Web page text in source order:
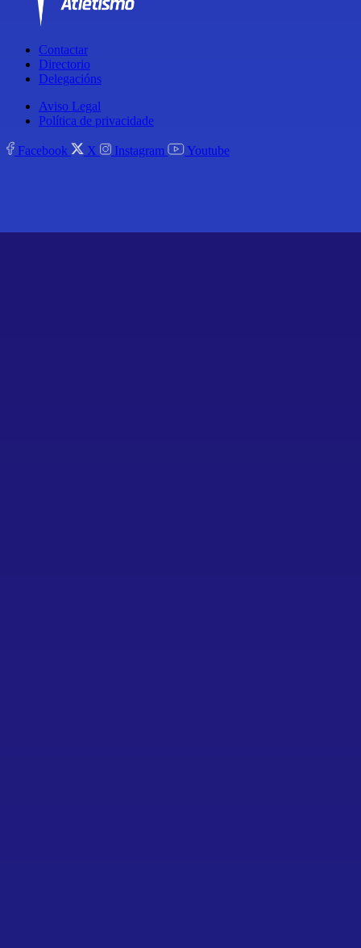
Contactar
Directorio
Delegacións
Aviso Legal
Política de privacidade
Facebook X Instagram Youtube